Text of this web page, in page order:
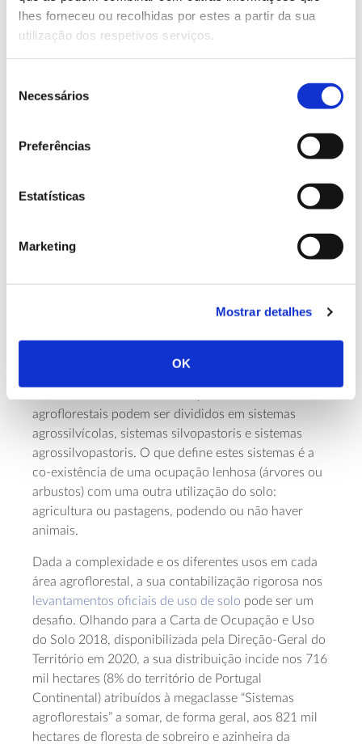
lhes forneceu ou recolhidas por estes a partir da sua
utilização dos respetivos serviços.
Necessários
Preferências
Estatísticas
Marketing
Mostrar detalhes
OK
documento do ParlamentoEuropeu Agroforestry in the
European Union.
Sistemas agroflorestais em
Portugal Continental
agroflorestais podem ser divididos em sistemas
agrossilvícolas, sistemas silvopastoris e sistemas
agrossilvopastoris. O que define estes sistemas é a
co-existência de uma ocupação lenhosa (árvores ou
arbustos) com uma outra utilização do solo:
agricultura ou pastagens, podendo ou não haver
animais.
Dada a complexidade e os diferentes usos em cada
área agroflorestal, a sua contabilização rigorosa nos
levantamentos oficiais de uso de solo pode ser um
desafio. Olhando para a Carta de Ocupação e Uso
do Solo 2018, disponibilizada pela Direção-Geral do
Território em 2020, a sua distribuição incide nos 716
mil hectares (8% do território de Portugal
Continental) atribuídos à megaclasse “Sistemas
agroflorestais” a somar, de forma geral, aos 821 mil
hectares de floresta de sobreiro e azinheira da